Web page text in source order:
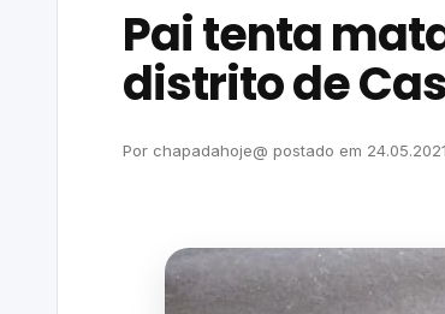
Pai tenta
distrito de
Por chapadahoje@ postado em 24.05.2021